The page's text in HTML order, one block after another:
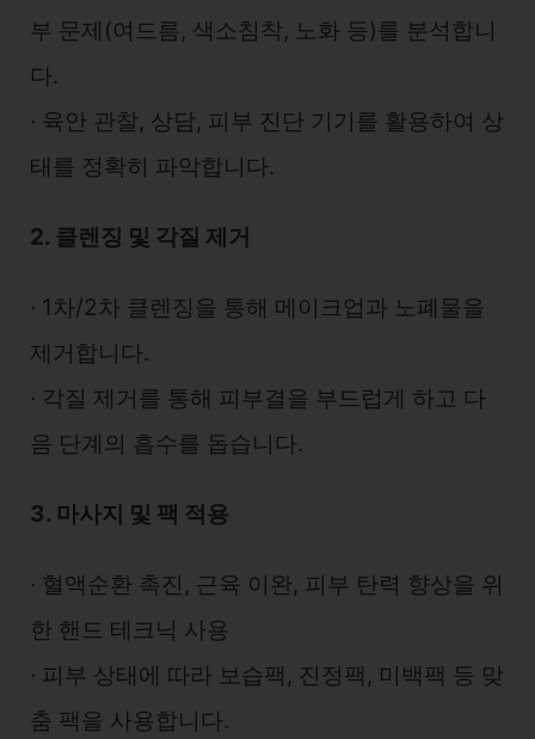
부 문제(여드름, 색소침착, 노화 등)를 분석합니
다.
∙ 육안 관찰, 상담, 피부 진단 기기를 활용하여 상
태를 정확히 파악합니다.
2. 클렌징 및 각질 제거
∙ 1차/2차 클렌징을 통해 메이크업과 노폐물을
제거합니다.
∙ 각질 제거를 통해 피부결을 부드럽게 하고 다
음 단계의 흡수를 돕습니다.
3. 마사지 및 팩 적용
∙ 혈액순환 촉진, 근육 이완, 피부 탄력 향상을 위
한 핸드 테크닉 사용
∙ 피부 상태에 따라 보습팩, 진정팩, 미백팩 등 맞
춤 팩을 사용합니다.